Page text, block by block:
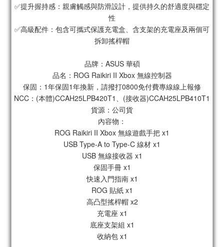
✅提升握持感：親膚觸感與防滑設計，提供持久的舒適度與穩定
性
✅高級配件：包含可攜式保護充電盒、含支架的充電座及兩個可
拆卸搖桿帽
品牌：ASUS 華碩
品名：ROG Raikiri II Xbox 無線控制器
保固：1年保固1年換新，請撥打0800免付費專線線上報修
NCC：(本體)CCAH25LPB420T1、(接收器)CCAH25LPB410T1
貨源：公司貨
內容物：
ROG Raikiri II Xbox 無線遊戲手把 x1
USB Type-A to Type-C 線材 x1
USB 無線接收器 x1
保固手冊 x1
快速入門指南 x1
ROG 貼紙 x1
高凸型搖桿帽 x2
充電座 x1
底座支架組 x1
收納包 x1